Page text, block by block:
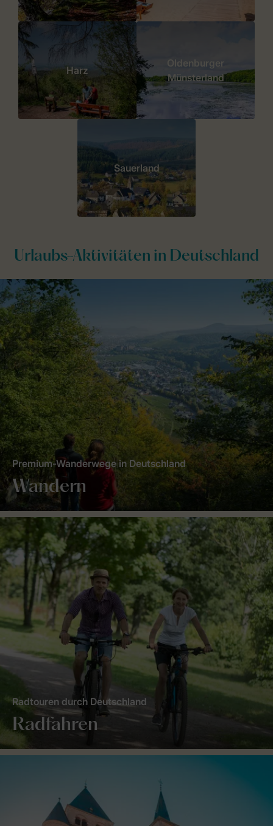
Harz
Oldenburger
Münsterland
Sauerland
Urlaubs-Aktivitäten in Deutschland
Wandern
Premium-Wanderwege in Deutschland
Radfahren
Radtouren durch Deutschland